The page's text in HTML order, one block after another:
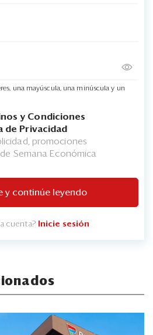
una mayúscula, una minúscula y un
y Condiciones
de Privacidad
promociones
Semana Económica
y continúe leyendo
cuenta? Inicie sesión